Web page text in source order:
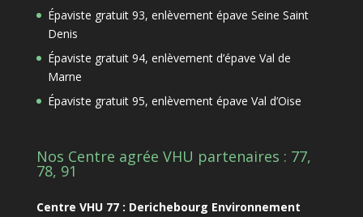
Épaviste gratuit 93, enlèvement épave Seine Saint
Denis
Épaviste gratuit 94, enlèvement d’épave Val de
Marne
Épaviste gratuit 95, enlèvement épave Val d’Oise
Nos Centre agrée VHU partenaires : 77,
78, 91
Centre VHU 77 : Derichebourg Environnement